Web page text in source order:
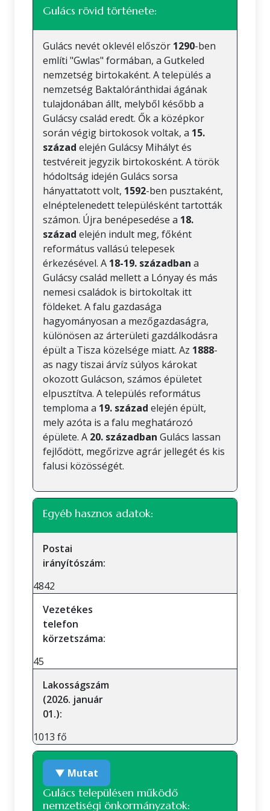
Gulács rövid története:
Gulács nevét oklevél először 1290-ben
említi "Gwlas" formában, a Gutkeled
nemzetség birtokaként. A település a
nemzetség Baktalóránthidai ágának
tulajdonában állt, melyből később a
Gulácsy család eredt. Ők a középkor
során végig birtokosok voltak, a 15.
század elején Gulácsy Mihályt és
testvéreit jegyzik birtokosként. A török
hódoltság idején Gulács sorsa
hányattatott volt, 1592-ben pusztaként,
elnéptelenedett településként tartották
számon. Újra benépesedése a 18.
század elején indult meg, főként
református vallású telepesek
érkezésével. A 18-19. században a
Gulácsy család mellett a Lónyay és más
nemesi családok is birtokoltak itt
földeket. A falu gazdasága
hagyományosan a mezőgazdaságra,
különösen az árterületi gazdálkodásra
épült a Tisza közelsége miatt. Az 1888-
as nagy tiszai árvíz súlyos károkat
okozott Gulácson, számos épületet
elpusztítva. A település református
temploma a 19. század elején épült,
mely azóta is a falu meghatározó
épülete. A 20. században Gulács lassan
fejlődött, megőrizve agrár jellegét és kis
falusi közösségét.
Egyéb hasznos adatok:
Postai
irányítószám:
4842
Vezetékes
telefon
körzetszáma:
45
Lakosságszám
(2026. január
01.):
1013 fő
▼ Mutat
Gulács településen működő
nemzetiségi önkormányzatok: